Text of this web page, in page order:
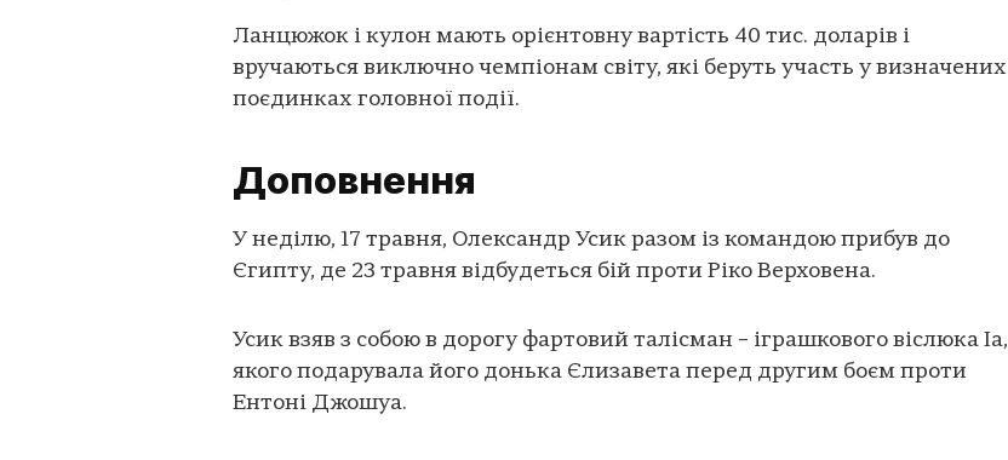
Ланцюжок і кулон мають орієнтовну вартість 40 тис. доларів і
вручаються виключно чемпіонам світу, які беруть участь у визначених
поєдинках головної події.
Доповнення
У неділю, 17 травня, Олександр Усик разом із командою прибув до
Єгипту, де 23 травня відбудеться бій проти Ріко Верховена.
Усик взяв з собою в дорогу фартовий талісман – іграшкового віслюка Іа,
якого подарувала його донька Єлизавета перед другим боєм проти
Ентоні Джошуа.